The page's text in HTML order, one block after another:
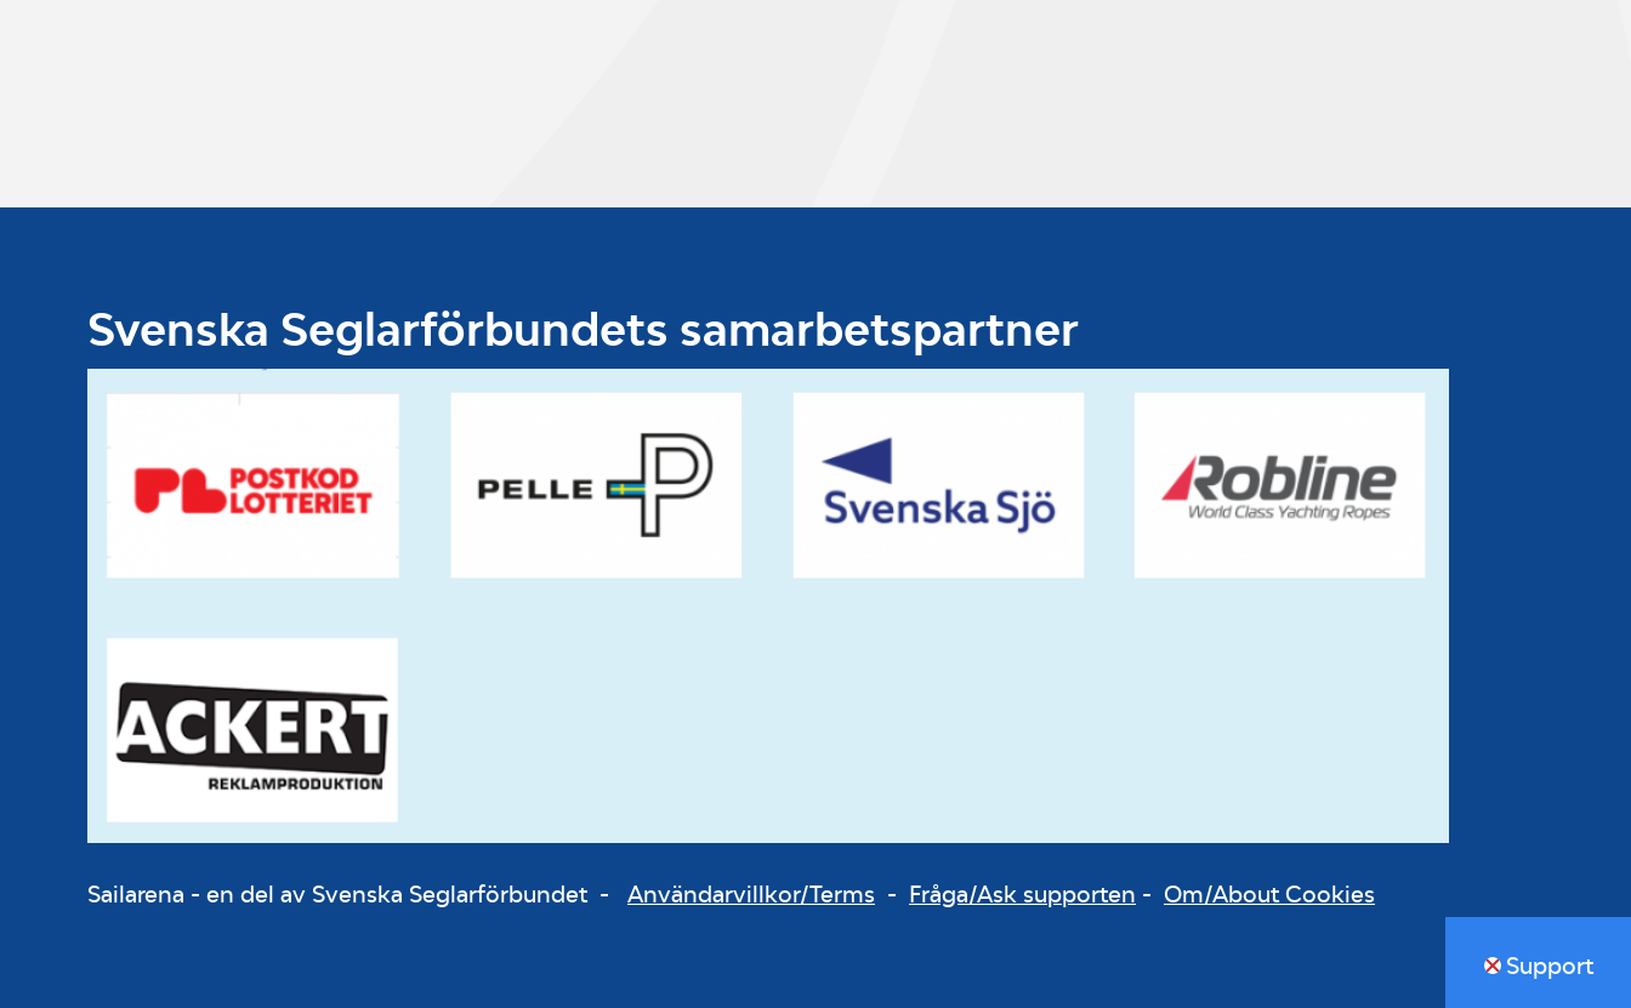
Svenska Seglarförbundets samarbetspartner
Sailarena - en del av Svenska Seglarförbundet - Användarvillkor/Terms - Fråga/Ask supporten - Om/About Cookies
Support